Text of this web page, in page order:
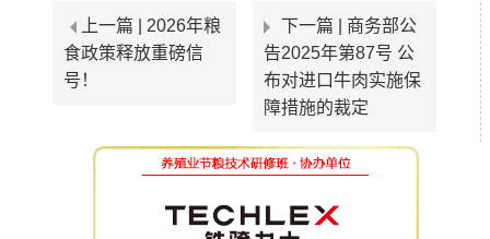
上一篇 | 2026年粮
食政策释放重磅信
号！
下一篇 | 商务部公
告2025年第87号 公
布对进口牛肉实施保
障措施的裁定